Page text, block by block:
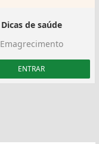
Dicas de saúde
Emagrecimento
ENTRAR